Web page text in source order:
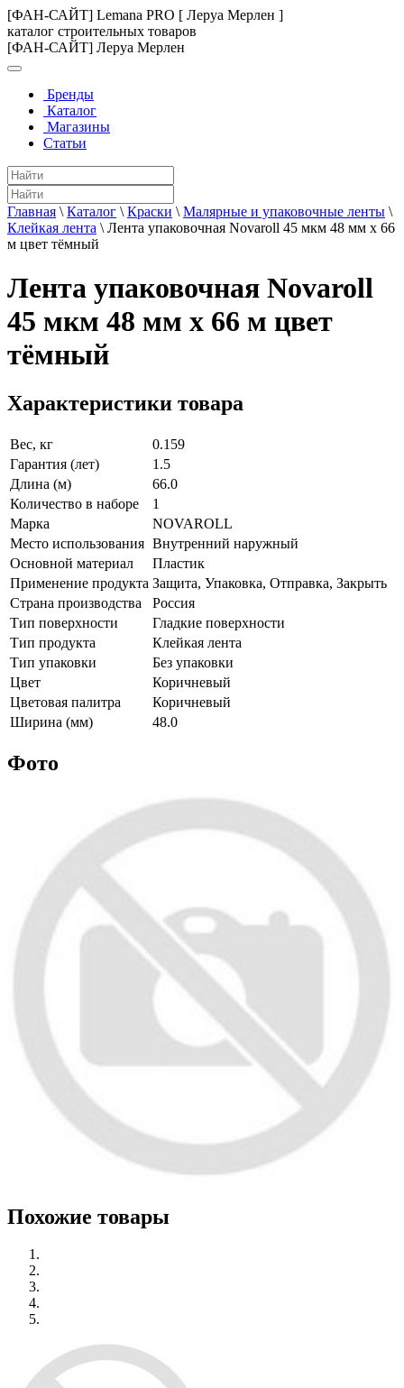
[ФАН-САЙТ] Lemana PRO [ Леруа Мерлен ]
каталог строительных товаров
[ФАН-САЙТ] Леруа Мерлен
Бренды
Каталог
Магазины
Статьи
Главная \ Каталог \ Краски \ Малярные и упаковочные ленты \
Клейкая лента \ Лента упаковочная Novaroll 45 мкм 48 мм x 66
м цвет тёмный
Лента упаковочная Novaroll
45 мкм 48 мм x 66 м цвет
тёмный
Характеристики товара
Вес, кг
0.159
Гарантия (лет)
1.5
Длина (м)
66.0
Количество в наборе
1
Марка
NOVAROLL
Место использования Внутренний наружный
Основной материал
Пластик
Применение продукта Защита, Упаковка, Отправка, Закрыть
Страна производства
Россия
Тип поверхности
Гладкие поверхности
Тип продукта
Клейкая лента
Тип упаковки
Без упаковки
Цвет
Коричневый
Цветовая палитра
Коричневый
Ширина (мм)
48.0
Фото
Похожие товары